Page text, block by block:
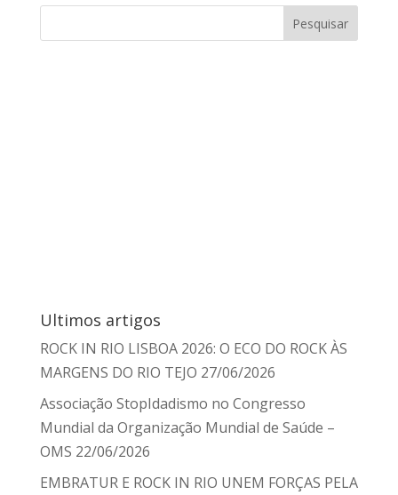
Ultimos artigos
ROCK IN RIO LISBOA 2026: O ECO DO ROCK ÀS
MARGENS DO RIO TEJO 27/06/2026
Associação StopIdadismo no Congresso
Mundial da Organização Mundial de Saúde –
OMS 22/06/2026
EMBRATUR E ROCK IN RIO UNEM FORÇAS PELA